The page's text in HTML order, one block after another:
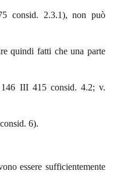
consid. 2.3.1), non può
quindi fatti che una parte
146 III 415 consid. 4.2; v.
6).
essere sufficientemente